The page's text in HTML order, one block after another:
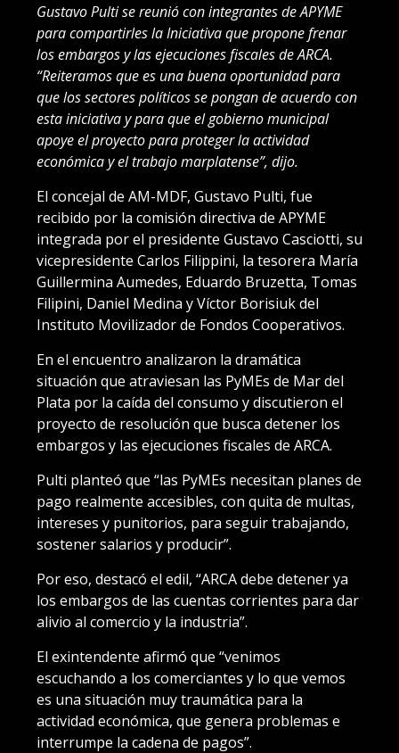
Gustavo Pulti se reunió con integrantes de APYME
para compartirles la Iniciativa que propone frenar
los embargos y las ejecuciones fiscales de ARCA.
“Reiteramos que es una buena oportunidad para
que los sectores políticos se pongan de acuerdo con
esta iniciativa y para que el gobierno municipal
apoye el proyecto para proteger la actividad
económica y el trabajo marplatense”, dijo.
El concejal de AM-MDF, Gustavo Pulti, fue
recibido por la comisión directiva de APYME
integrada por el presidente Gustavo Casciotti, su
vicepresidente Carlos Filippini, la tesorera María
Guillermina Aumedes, Eduardo Bruzetta, Tomas
Filipini, Daniel Medina y Víctor Borisiuk del
Instituto Movilizador de Fondos Cooperativos.
En el encuentro analizaron la dramática
situación que atraviesan las PyMEs de Mar del
Plata por la caída del consumo y discutieron el
proyecto de resolución que busca detener los
embargos y las ejecuciones fiscales de ARCA.
Pulti planteó que “las PyMEs necesitan planes de
pago realmente accesibles, con quita de multas,
intereses y punitorios, para seguir trabajando,
sostener salarios y producir”.
Por eso, destacó el edil, “ARCA debe detener ya
los embargos de las cuentas corrientes para dar
alivio al comercio y la industria”.
El exintendente afirmó que “venimos
escuchando a los comerciantes y lo que vemos
es una situación muy traumática para la
actividad económica, que genera problemas e
interrumpe la cadena de pagos”.